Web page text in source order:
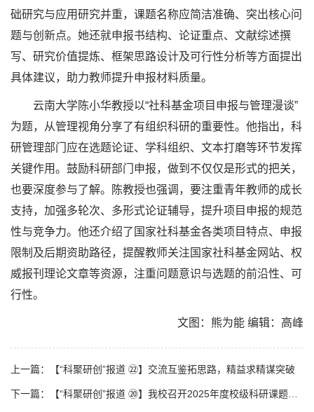
础研究与应用研究并重，课题名称应简洁准确、突出核心问
题与创新点。她还就申报书结构、论证重点、文献综述撰
写、研究价值提炼、框架思路设计及可行性分析等方面提出
具体建议，助力教师提升申报材料质量。
云南大学陈小华教授以“社科基金项目申报与管理漫谈”
为题，从管理视角分享了有组织科研的重要性。他指出，科
研管理部门应在选题论证、学科组织、文本打磨等环节发挥
关键作用。鼓励科研部门申报，做到不仅仅是形式的把关，
也要深度参与了解。陈教授也强调，要注重青年教师的成长
支持，加强多轮次、多形式论证辅导，提升项目申报的规范
性与竞争力。他还介绍了国家社科基金各类项目特点、申报
限制及后期资助路径，提醒教师关注国家社科基金网站、权
威报刊理论文章等资源，注重问题意识与选题的前沿性、可
行性。
文图：熊为能 编辑：高峰
上一篇：【“科聚研创”报道 ㉒】交流互鉴拓思路，精益求精谋突破